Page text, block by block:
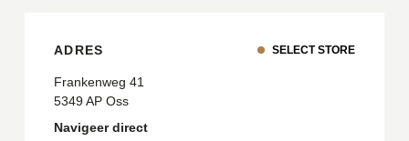
ADRES SELECT STORE
Frankenweg 41
5349 AP Oss
Navigeer direct